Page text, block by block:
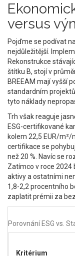
versus
Pojďme se podívat
nejdůležitější.
Rekonstrukce
štítku B, stojí v
BREEAM mají vyšší
standardním
tyto náklady
Trh však reaguje
ESG-certifikované
kolem 22,5 EUR/
certifikace se
než 20 %. Navíc se
Zatímco v roce 2024
aktivy a ostatními
1,8-2,2 procentního
zaplatit prémii za
Porovnání ESG vs.
Kritérium